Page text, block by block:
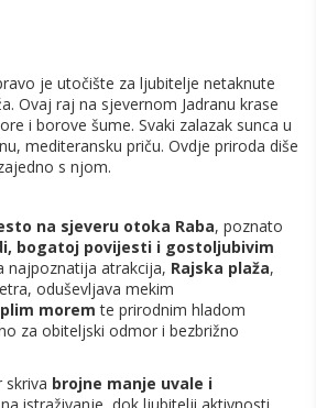
je utočište za ljubitelje netaknute
Ovaj raj na sjevernom Jadranu krase
i borove šume. Svaki zalazak sunca u
mediteransku priču. Ovdje priroda diše
s njom.
na sjeveru otoka Raba, poznato
bogatoj povijesti i gostoljubivim
najpoznatija atrakcija, Rajska plaža,
oduševljava mekim
morem te prirodnim hladom
za obiteljski odmor i bezbrižno
skriva brojne manje uvale i